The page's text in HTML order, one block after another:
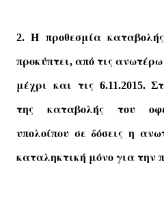
2.Η προθεσμία καταβολής
προκύπτει, από τις ανωτέρω
μέχρι και τις6.11.2015. Σ
της καταβολής του
υπολοίπου σε δόσεις η
καταληκτική μόνο για την π